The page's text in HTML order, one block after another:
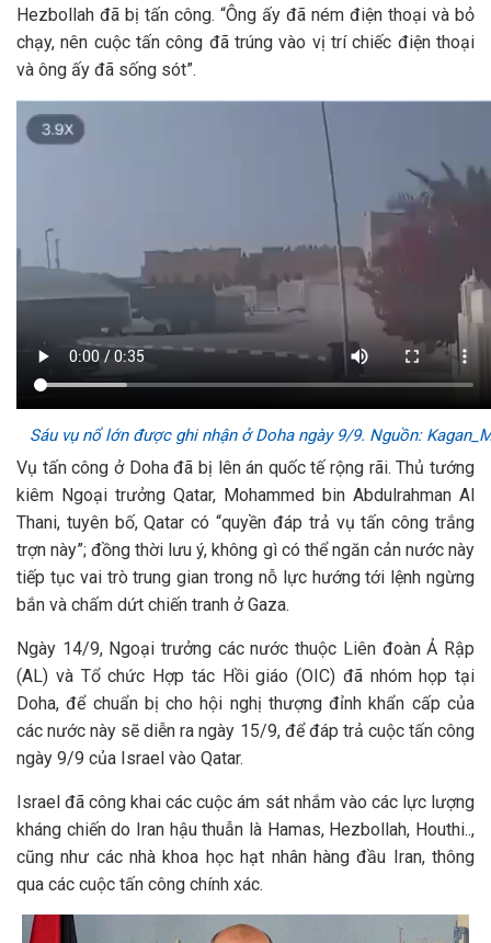
Hezbollah đã bị tấn công. “Ông ấy đã ném điện thoại và bỏ
chạy, nên cuộc tấn công đã trúng vào vị trí chiếc điện thoại
và ông ấy đã sống sót”.
Sáu vụ nổ lớn được ghi nhận ở Doha ngày 9/9. Nguồn:
Vụ tấn công ở Doha đã bị lên án quốc tế rộng rãi. Thủ tướng
kiêm Ngoại trưởng Qatar, Mohammed bin Abdulrahman Al
Thani, tuyên bố, Qatar có “quyền đáp trả vụ tấn công trắng
trợn này”; đồng thời lưu ý, không gì có thể ngăn cản nước này
tiếp tục vai trò trung gian trong nỗ lực hướng tới lệnh ngừng
bắn và chấm dứt chiến tranh ở Gaza.
Ngày 14/9, Ngoại trưởng các nước thuộc Liên đoàn Ả Rập
(AL) và Tổ chức Hợp tác Hồi giáo (OIC) đã nhóm họp tại
Doha, để chuẩn bị cho hội nghị thượng đỉnh khẩn cấp của
các nước này sẽ diễn ra ngày 15/9, để đáp trả cuộc tấn công
ngày 9/9 của Israel vào Qatar.
Israel đã công khai các cuộc ám sát nhắm vào các lực lượng
kháng chiến do Iran hậu thuẫn là Hamas, Hezbollah, Houthi..,
cũng như các nhà khoa học hạt nhân hàng đầu Iran, thông
qua các cuộc tấn công chính xác.